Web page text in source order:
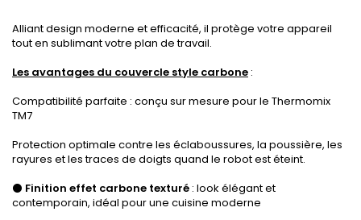
Alliant design moderne et efficacité, il protège votre appareil
tout en sublimant votre plan de travail.
Les avantages du couvercle style carbone :
Compatibilité parfaite : conçu sur mesure pour le Thermomix
TM7
Protection optimale contre les éclaboussures, la poussière, les
rayures et les traces de doigts quand le robot est éteint.
⚫ Finition effet carbone texturé : look élégant et
contemporain, idéal pour une cuisine moderne